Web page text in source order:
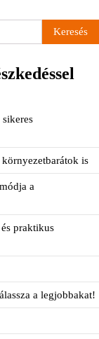
is
a
praktikus
a legjobbakat!